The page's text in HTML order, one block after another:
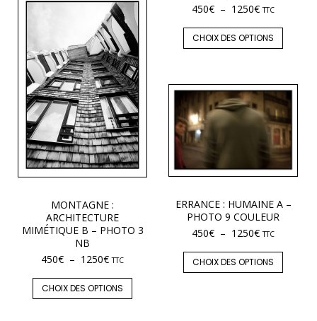
450€ – 1250€ TTC
CHOIX DES OPTIONS
MONTAGNE :
ARCHITECTURE
MIMÉTIQUE B – PHOTO 3
NB
450€ – 1250€ TTC
CHOIX DES OPTIONS
ERRANCE : HUMAINE A –
PHOTO 9 COULEUR
450€ – 1250€ TTC
CHOIX DES OPTIONS